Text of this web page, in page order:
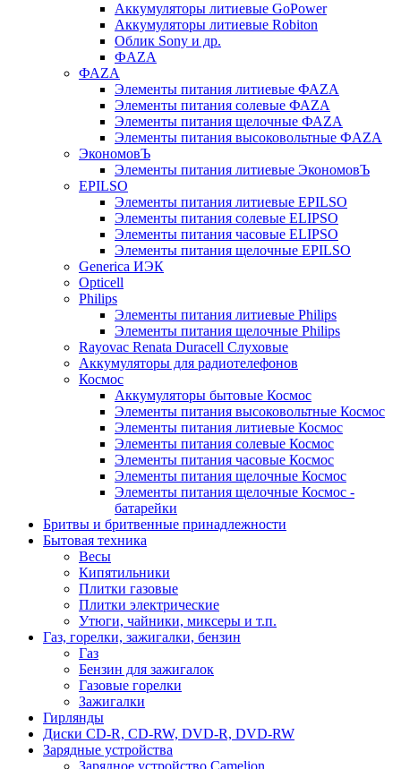
Аккумуляторы литиевые GoPower
Аккумуляторы литиевые Robiton
Облик Sony и др.
ФAZA
ФАZA
Элементы питания литиевые ФАZА
Элементы питания солевые ФАZА
Элементы питания щелочные ФАZА
Элементы питания высоковольтные ФAZA
ЭкономовЪ
Элементы питания литиевые ЭкономовЪ
EPILSO
Элементы питания литиевые EPILSO
Элементы питания солевые ELIPSO
Элементы питания часовые ELIPSO
Элементы питания щелочные EPILSO
Generica ИЭК
Opticell
Philips
Элементы питания литиевые Philips
Элементы питания щелочные Philips
Rayovac Renata Duracell Слуховые
Аккумуляторы для радиотелефонов
Космос
Аккумуляторы бытовые Космос
Элементы питания высоковольтные Космос
Элементы питания литиевые Космос
Элементы питания солевые Космос
Элементы питания часовые Космос
Элементы питания щелочные Космос
Элементы питания щелочные Космос -
батарейки
Бритвы и бритвенные принадлежности
Бытовая техника
Весы
Кипятильники
Плитки газовые
Плитки электрические
Утюги, чайники, миксеры и т.п.
Газ, горелки, зажигалки, бензин
Газ
Бензин для зажигалок
Газовые горелки
Зажигалки
Гирлянды
Диски CD-R, CD-RW, DVD-R, DVD-RW
Зарядные устройства
Зарядное устройство Camelion